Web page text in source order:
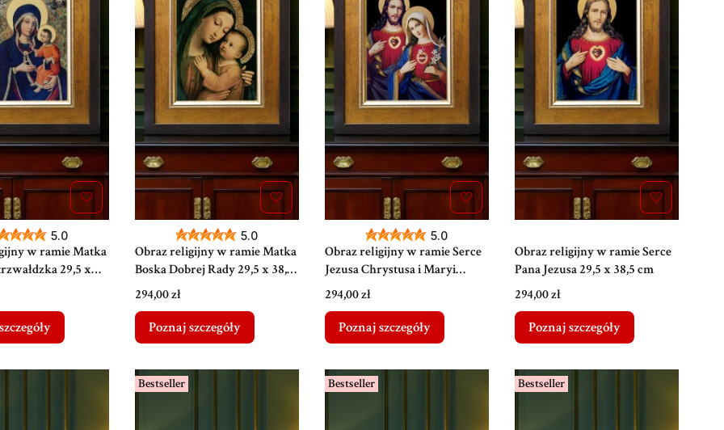
5.0
w ramie Matka
29,5 x
5.0
Obraz religijny w ramie Matka
Boska Dobrej Rady 29,5 x 38,5
cm
Cena
294,00 zł
Poznaj szczegóły
5.0
Obraz religijny w ramie Serce
Jezusa Chrystusa i Maryi
Panny 29,5 x 38,5 cm
Cena
294,00 zł
Poznaj szczegóły
Obraz religijny w ramie Serce
Pana Jezusa 29,5 x 38,5 cm
Cena
294,00 zł
Poznaj szczegóły
Bestseller Bestseller Bestseller